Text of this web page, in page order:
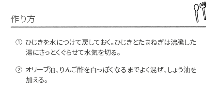
作り方
① ひじきを水につけて戻しておく。ひじきとたまねぎは沸騰した
湯にさっとくぐらせて水気を切る。
② オリーブ油、りんご酢を白っぽくなるまでよく混ぜ、 しょう油を
加える。